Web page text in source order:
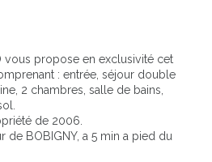
vous propose en exclusivité cet
: entrée, séjour double
2 chambres, salle de bains,
de 2006.
de BOBIGNY, a 5 min a pied du